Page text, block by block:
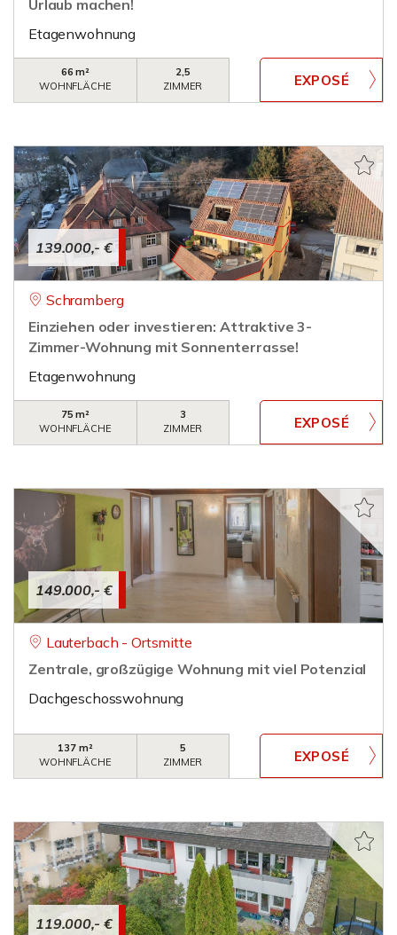
Urlaub machen!
Etagenwohnung
66 m²
WOHNFLÄCHE
2,5
ZIMMER
139.000,- €
Schramberg
Einziehen oder investieren: Attraktive 3-
Zimmer-Wohnung mit Sonnenterrasse!
Etagenwohnung
75 m²
WOHNFLÄCHE
3
ZIMMER
149.000,- €
Lauterbach - Ortsmitte
Zentrale, großzügige Wohnung mit viel Potenzial
Dachgeschosswohnung
137 m²
WOHNFLÄCHE
5
ZIMMER
119.000,- €